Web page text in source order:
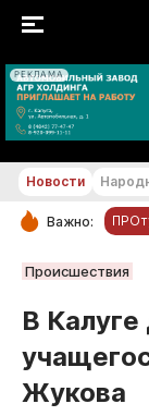
РЕКЛАМА
РУБРИКИ
Статьи
Новости
Важно:
Происшествия
В Калуге
Жукова